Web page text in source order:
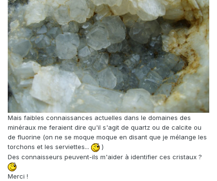
Mais faibles connaissances actuelles dans le domaines des
minéraux me feraient dire qu'il s'agit de quartz ou de calcite ou
de fluorine (on ne se moque moque en disant que je mélange les
torchons et les serviettes...
)
Des connaisseurs peuvent-ils m'aider à identifier ces cristaux ?
Merci !